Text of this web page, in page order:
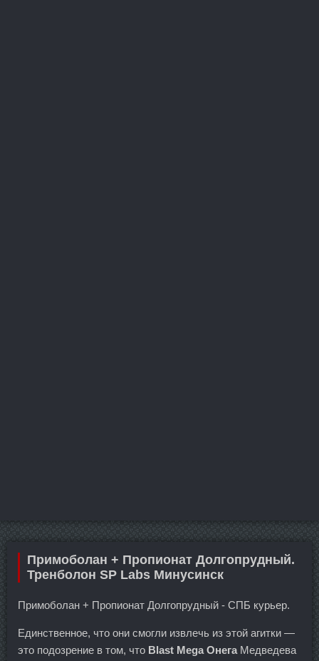
Примоболан + Пропионат Долгопрудный.
Тренболон SP Labs Минусинск
Примоболан + Пропионат Долгопрудный - СПБ курьер.
Единственное, что они смогли извлечь из этой агитки —
это подозрение в том, что Blast Mega Онега Медведева